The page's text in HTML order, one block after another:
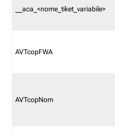
__aca_<nome_tiket_variabile>
AVTcopFWA
AVTcopNom